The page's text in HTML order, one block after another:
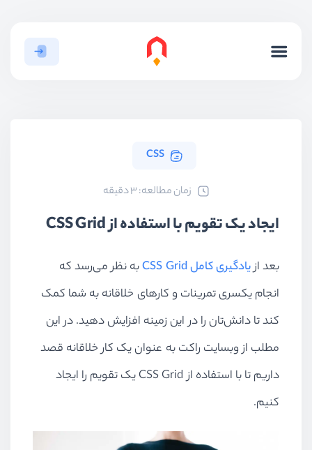
CSS
ﺯﻣﺎﻥ ﻣﻄﺎﻟﻌﻪ: 3 دقیقه
ایجاد یک تقویم با استفاده از CSS Grid
بعد ازیادگیری کامل CSS Grid
به نظر می‌رسد که
انجام یکسری تمرینات و کارهای خلاقانه به شما کمک
کند تا دانش‌تان را در این زمینه افزایش دهید. در این
مطلب از وبسایت راکت به عنوان یک کار خلاقانه قصد
داریم تا با استفاده از CSS Grid یک تقویم را ایجاد
کنیم.